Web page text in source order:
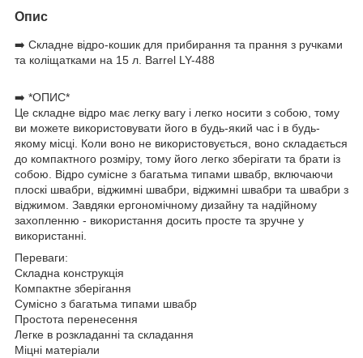
Опис
➡️ Складне відро-кошик для прибирання та прання з ручками
та коліщатками на 15 л. Barrel LY-488
➡️ *ОПИС*
Це складне відро має легку вагу і легко носити з собою, тому
ви можете використовувати його в будь-який час і в будь-
якому місці. Коли воно не використовується, воно складається
до компактного розміру, тому його легко зберігати та брати із
собою. Відро сумісне з багатьма типами швабр, включаючи
плоскі швабри, віджимні швабри, віджимні швабри та швабри з
віджимом. Завдяки ергономічному дизайну та надійному
захопленню - використання досить просте та зручне у
використанні.
Переваги:
Складна конструкція
Компактне зберігання
Сумісно з багатьма типами швабр
Простота перенесення
Легке в розкладанні та складання
Міцні матеріали